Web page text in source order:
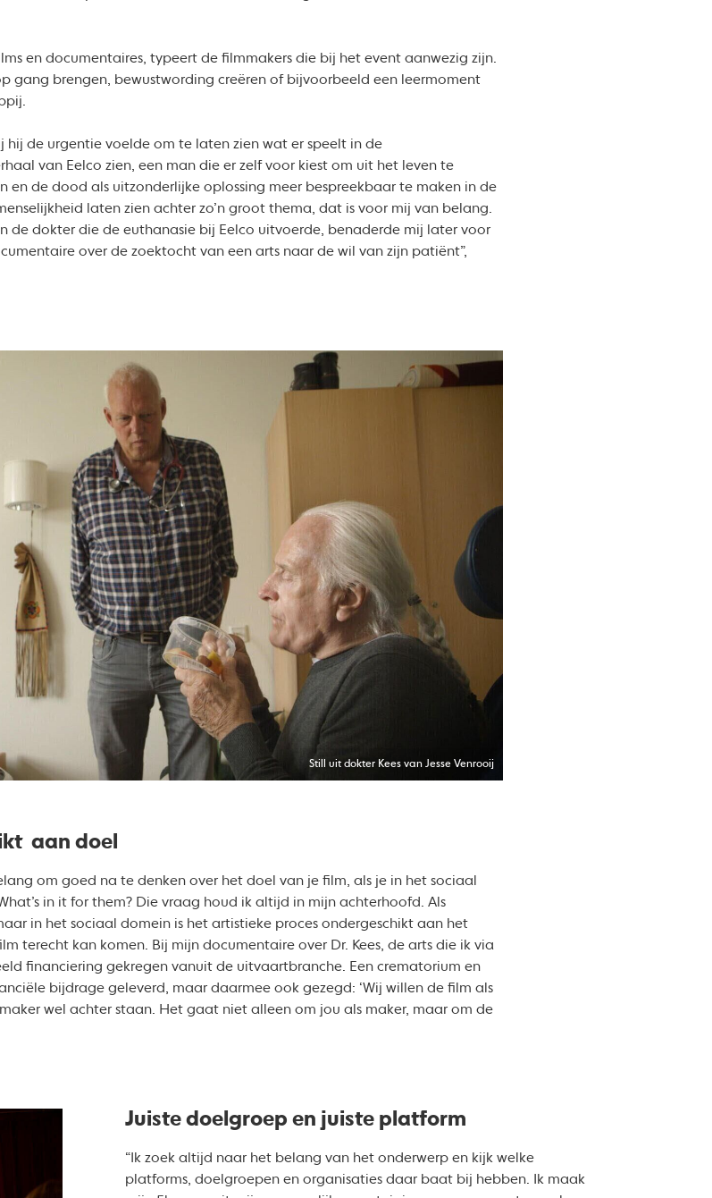
en documentaires, typeert de filmmakers die bij het event aanwezig zijn.
gang brengen, bewustwording creëren of bijvoorbeeld een leermoment
hij de urgentie voelde om te laten zien wat er speelt in de
van Eelco zien, een man die er zelf voor kiest om uit het leven te
en de dood als uitzonderlijke oplossing meer bespreekbaar te maken in de
laten zien achter zo’n groot thema, dat is voor mij van belang.
de dokter die de euthanasie bij Eelco uitvoerde, benaderde mij later voor
over de zoektocht van een arts naar de wil van zijn patiënt”,
Still uit dokter Kees van Jesse Venrooij
aan doel
om goed na te denken over het doel van je film, als je in het sociaal
in it for them? Die vraag houd ik altijd in mijn achterhoofd. Als
in het sociaal domein is het artistieke proces ondergeschikt aan het
terecht kan komen. Bij mijn documentaire over Dr. Kees, de arts die ik via
financiering gekregen vanuit de uitvaartbranche. Een crematorium en
bijdrage geleverd, maar daarmee ook gezegd: ‘Wij willen de film als
wel achter staan. Het gaat niet alleen om jou als maker, maar om de
Juiste doelgroep en juiste platform
“Ik zoek altijd naar het belang van het onderwerp en kijk welke
platforms, doelgroepen en organisaties daar baat bij hebben. Ik maak